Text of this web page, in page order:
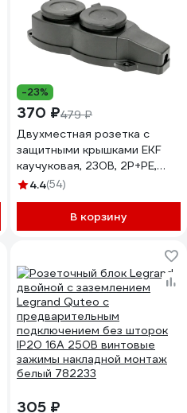
-23%
370 ₽479 ₽
Двухместная розетка с
защитными крышками EKF
каучуковая, 230В, 2P+PE,
16A, IP44 RPS-018-16-230-44
4.4(54)
В корзину
305 ₽